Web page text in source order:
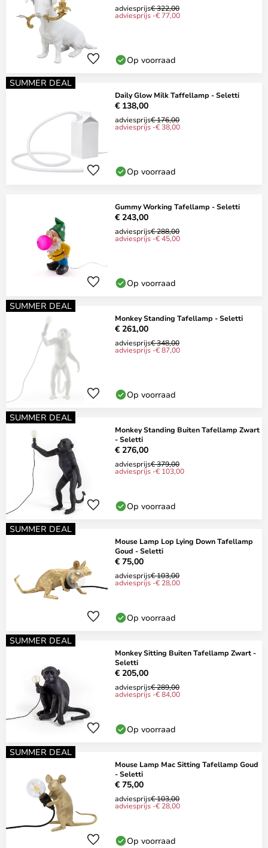
adviesprijs€ 322,00
adviesprijs -€ 77,00
Op voorraad
SUMMER DEAL
Daily Glow Milk Taffellamp - Seletti
€ 138,00
adviesprijs€ 176,00
adviesprijs -€ 38,00
Op voorraad
Gummy Working Tafellamp - Seletti
€ 243,00
adviesprijs€ 288,00
adviesprijs -€ 45,00
Op voorraad
SUMMER DEAL
Monkey Standing Tafellamp - Seletti
€ 261,00
adviesprijs€ 348,00
adviesprijs -€ 87,00
Op voorraad
SUMMER DEAL
Monkey Standing Buiten Tafellamp Zwart
- Seletti
€ 276,00
adviesprijs€ 379,00
adviesprijs -€ 103,00
Op voorraad
SUMMER DEAL
Mouse Lamp Lop Lying Down Tafellamp
Goud - Seletti
€ 75,00
adviesprijs€ 103,00
adviesprijs -€ 28,00
Op voorraad
SUMMER DEAL
Monkey Sitting Buiten Tafellamp Zwart -
Seletti
€ 205,00
adviesprijs€ 289,00
adviesprijs -€ 84,00
Op voorraad
SUMMER DEAL
Mouse Lamp Mac Sitting Tafellamp Goud
- Seletti
€ 75,00
adviesprijs€ 103,00
adviesprijs -€ 28,00
Op voorraad